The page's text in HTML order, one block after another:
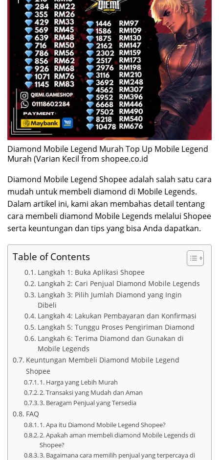
Diamond Mobile Legend Murah Top Up Mobile Legend
Murah (Varian Kecil from shopee.co.id
Diamond Mobile Legend Shopee adalah salah satu cara
mudah untuk membeli diamond di Mobile Legends.
Dalam artikel ini, kami akan membahas detail tentang
cara membeli diamond Mobile Legends melalui Shopee
serta keuntungan dan tips yang bisa Anda dapatkan.
Table of Contents
Langkah 1: Buka Aplikasi Shopee
Langkah 2: Cari Penjual Diamond Mobile Legends
Langkah 3: Pilih Jumlah Diamond yang Ingin
Dibeli
Langkah 4: Lakukan Pembayaran dan Konfirmasi
Langkah 5: Tunggu Proses Pengiriman Diamond
Langkah 6: Terima Diamond dan Gunakan di
Mobile Legends
Keuntungan Membeli Diamond Mobile Legend
Shopee
1. Harga yang Lebih Murah
2. Transaksi yang Mudah dan Aman
3. Beragam Penjual yang Tersedia
FAQ
1. Apa itu Diamond Mobile Legend Shopee?
2. Apakah aman membeli diamond Mobile Legends di
Shopee?
3. Bagaimana cara memilih penjual yang terpercaya di